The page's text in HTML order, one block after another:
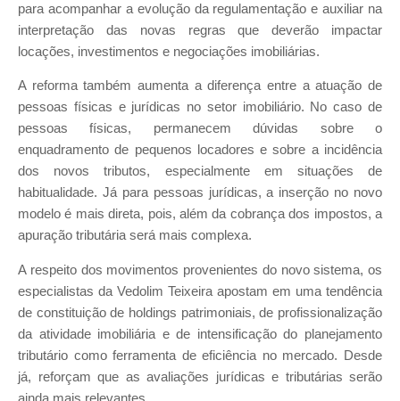
para acompanhar a evolução da regulamentação e auxiliar na
interpretação das novas regras que deverão impactar
locações, investimentos e negociações imobiliárias.
A reforma também aumenta a diferença entre a atuação de
pessoas físicas e jurídicas no setor imobiliário. No caso de
pessoas físicas, permanecem dúvidas sobre o
enquadramento de pequenos locadores e sobre a incidência
dos novos tributos, especialmente em situações de
habitualidade. Já para pessoas jurídicas, a inserção no novo
modelo é mais direta, pois, além da cobrança dos impostos, a
apuração tributária será mais complexa.
A respeito dos movimentos provenientes do novo sistema, os
especialistas da Vedolim Teixeira apostam em uma tendência
de constituição de holdings patrimoniais, de profissionalização
da atividade imobiliária e de intensificação do planejamento
tributário como ferramenta de eficiência no mercado. Desde
já, reforçam que as avaliações jurídicas e tributárias serão